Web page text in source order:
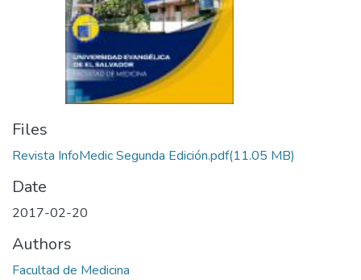
Files
Revista InfoMedic Segunda Edición.pdf(11.05 MB)
Date
2017-02-20
Authors
Facultad de Medicina